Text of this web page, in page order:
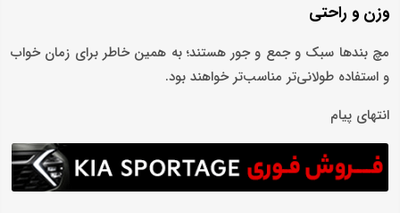
وزن و راحتی
مچ بندها سبک و جمع و جور هستند؛ به همین خاطر برای زمان خواب
و استفاده طولانی‌تر مناسب‌تر خواهند بود.
انتهای پیام